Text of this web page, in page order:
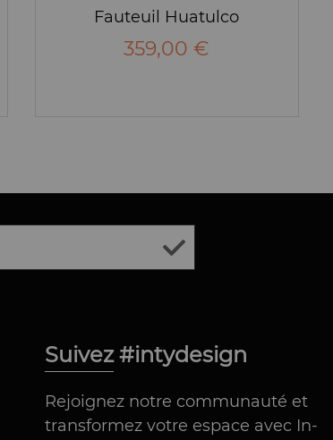
Fauteuil Huatulco
359,00 €
Suivez #intydesign
Rejoignez notre communauté et
transformez votre espace avec In-